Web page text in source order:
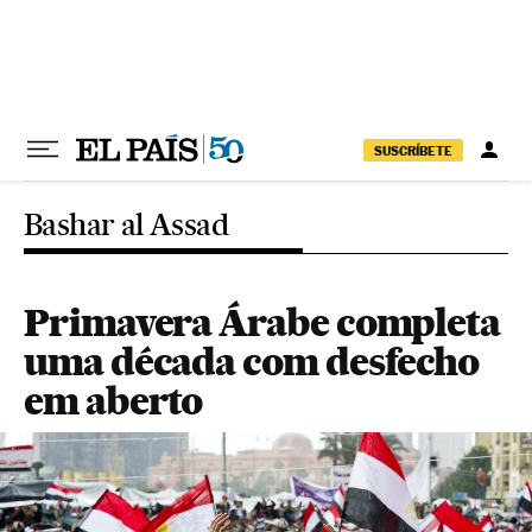
SUSCRÍBETE
Bashar al Assad
Primavera Árabe completa
uma década com desfecho
em aberto